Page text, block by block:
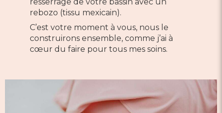
rebozo (tissu mexicain).
C’est votre moment à vous, nous le
construirons ensemble, comme j’ai à
cœur du faire pour tous mes soins.